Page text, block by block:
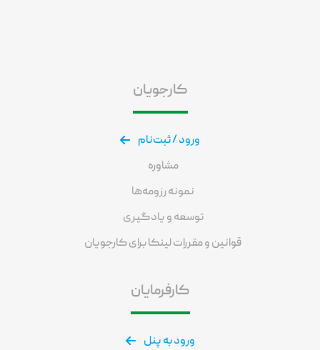
کارجویان
ورود / ثبت‌نام
مشاوره
نمونه رزومه‌ها
توسعه و یادگیری
قوانین و مقررات لینکا برای کارجویان
کارفرمایان
ورود به پنل